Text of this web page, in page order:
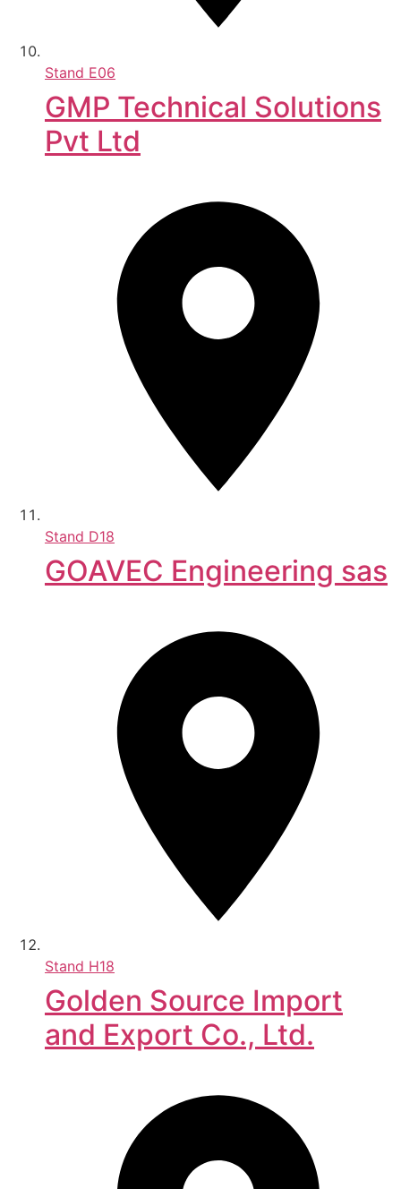
Stand E06
GMP Technical Solutions
Pvt Ltd
Stand D18
GOAVEC Engineering sas
Stand H18
Golden Source Import
and Export Co., Ltd.